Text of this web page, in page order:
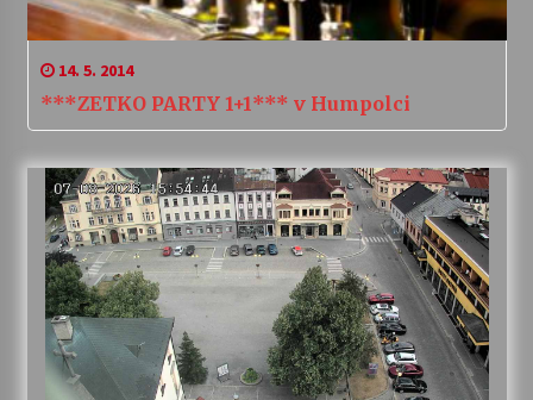
14. 5. 2014
***ZETKO PARTY 1+1*** v Humpolci